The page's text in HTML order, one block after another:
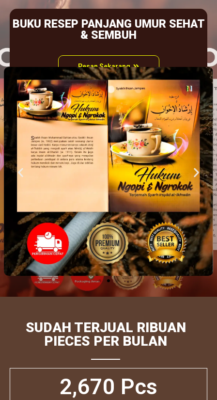
BUKU RESEP PANJANG UMUR SEHAT
& SEMBUH
Pesan Sekarang
SUDAH TERJUAL RIBUAN
PIECES PER BULAN
2,670 Pcs